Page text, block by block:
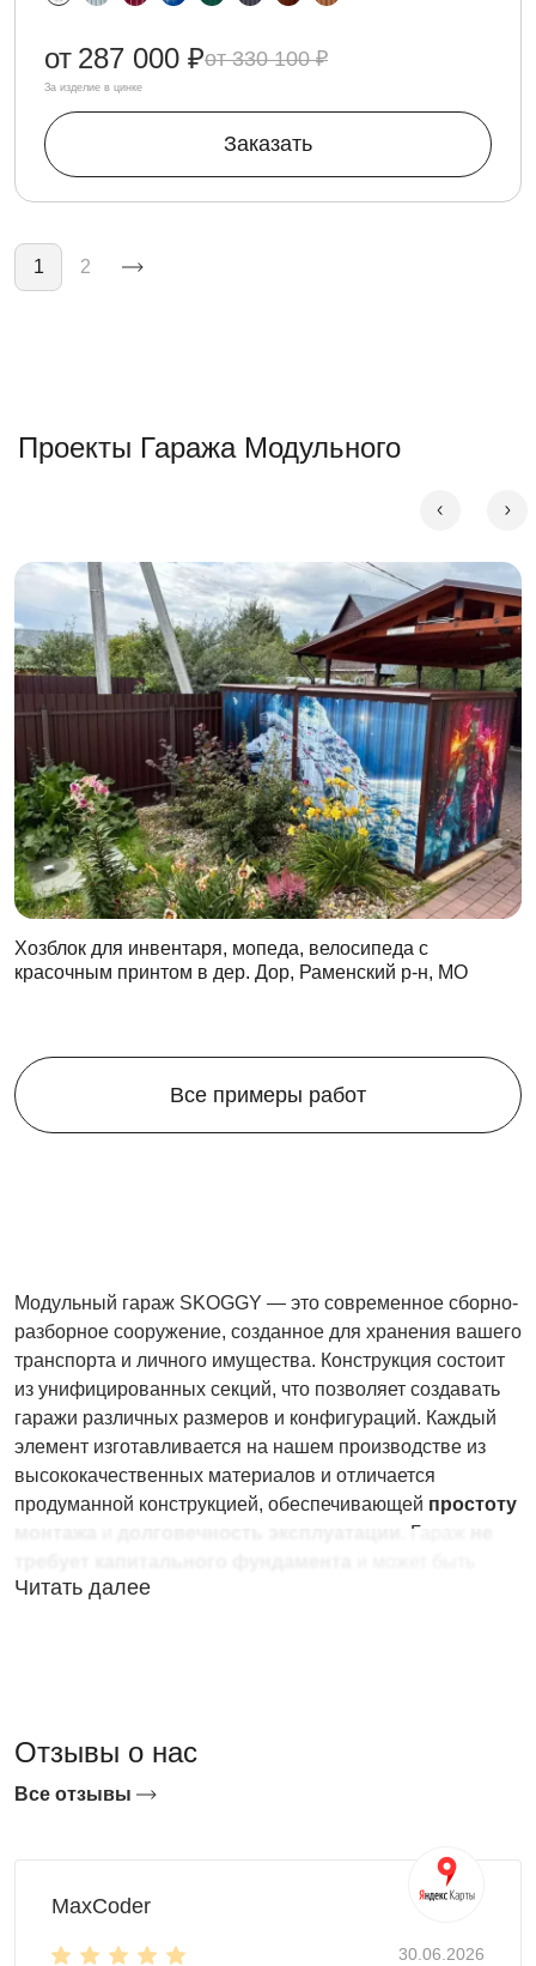
330 100 ₽
от 287 000 ₽
За изделие в цинке
Заказать
Нумерация страниц
1 2
Проекты Гаража Модульного
Хозблок для инвентаря, мопеда, велосипеда с
красочным принтом в дер. Дор, Раменский р-н, МО
Все примеры работ
Модульный гараж SKOGGY — это современное сборно-
разборное сооружение, созданное для хранения вашего
транспорта и личного имущества. Конструкция состоит
из унифицированных секций, что позволяет создавать
гаражи различных размеров и конфигураций. Каждый
элемент изготавливается на нашем производстве из
высококачественных материалов и отличается
продуманной конструкцией, обеспечивающей простоту
. Гараж
установлен на любой заранее подготовленной
Преимущества модульных гаражей
SKOGGY
Читать далее
Отзывы о нас
Все отзывы
MaxCoder
30.06.2026